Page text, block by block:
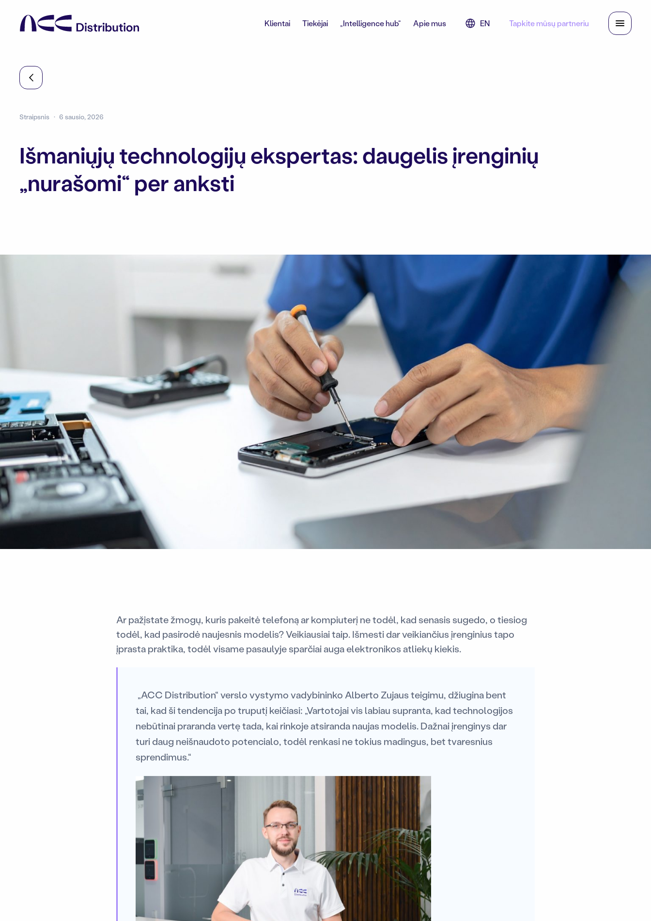
Klientai Tiekėjai „Intelligence hub“ Apie mus EN Tapkite mūsų partneriu
Straipsnis 6 sausio, 2026
Išmaniųjų technologijų ekspertas: daugelis įrenginių
„nurašomi“ per anksti
Ar pažįstate žmogų, kuris pakeitė telefoną ar kompiuterį ne todėl, kad senasis sugedo, o tiesiog
todėl, kad pasirodė naujesnis modelis? Veikiausiai taip. Išmesti dar veikiančius įrenginius tapo
įprasta praktika, todėl visame pasaulyje sparčiai auga elektronikos atliekų kiekis.
„ACC Distribution“ verslo vystymo vadybininko Alberto Zujaus teigimu, džiugina bent
tai, kad ši tendencija po truputį keičiasi: „Vartotojai vis labiau supranta, kad technologijos
nebūtinai praranda vertę tada, kai rinkoje atsiranda naujas modelis. Dažnai įrenginys dar
turi daug neišnaudoto potencialo, todėl renkasi ne tokius madingus, bet tvaresnius
sprendimus.“